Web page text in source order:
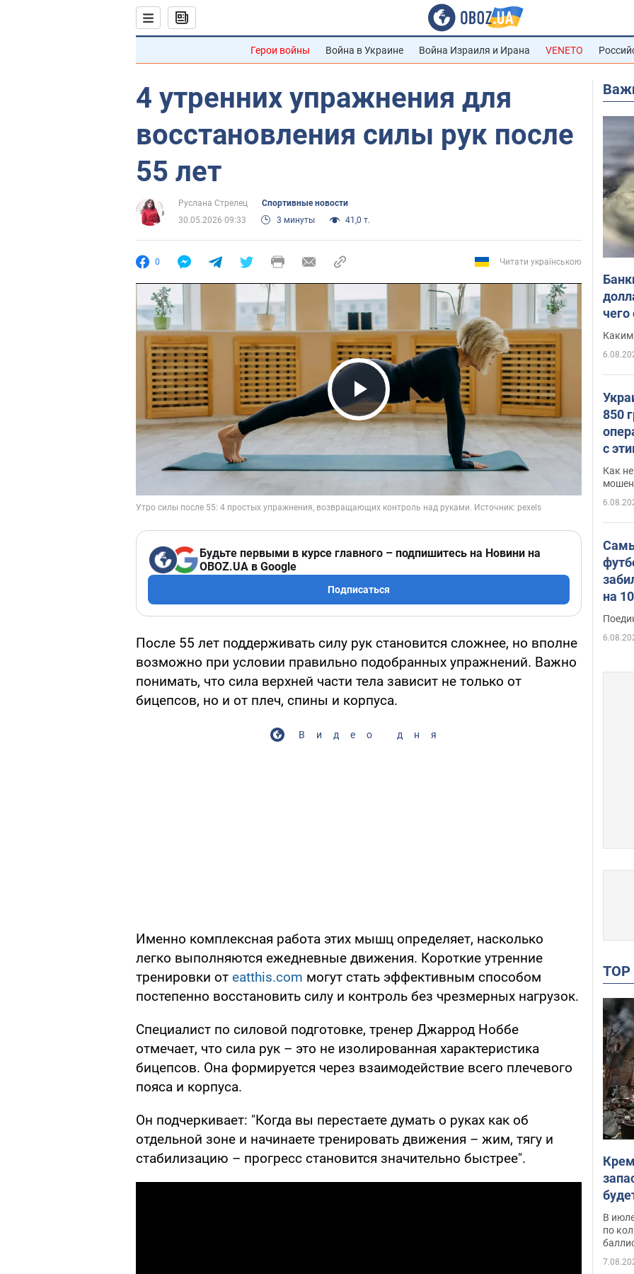
Герои войны Война в Украине Война Израиля и Ирана VENETO
4 утренних упражнения для
восстановления силы рук после
55 лет
Руслана Стрелец
Спортивные новости
30.05.2026 09:33
3 минуты 41,0 т.
0 Читати українською
Play Video
Будьте первыми в курсе главного – подпишитесь на Новини на
OBOZ.UA в Google
Подписаться
После 55 лет поддерживать силу рук становится сложнее, но вполне
возможно при условии правильно подобранных упражнений. Важно
понимать, что сила верхней части тела зависит не только от
бицепсов, но и от плеч, спины и корпуса.
Видео дня
Именно комплексная работа этих мышц определяет, насколько
легко выполняются ежедневные движения. Короткие утренние
тренировки от eatthis.com могут стать эффективным способом
постепенно восстановить силу и контроль без чрезмерных нагрузок.
Специалист по силовой подготовке, тренер Джаррод Ноббе
отмечает, что сила рук – это не изолированная характеристика
бицепсов. Она формируется через взаимодействие всего плечевого
пояса и корпуса.
Он подчеркивает: "Когда вы перестаете думать о руках как об
отдельной зоне и начинаете тренировать движения – жим, тягу и
стабилизацию – прогресс становится значительно быстрее".
Каким
850
с
Как
на
В
по